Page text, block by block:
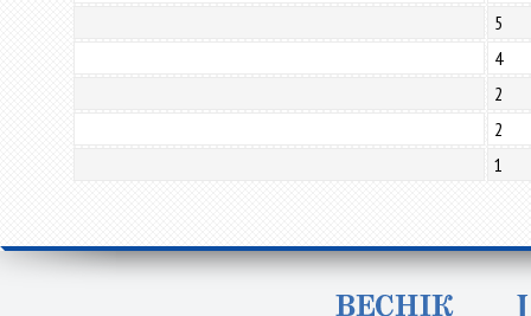
5
4
2
2
1